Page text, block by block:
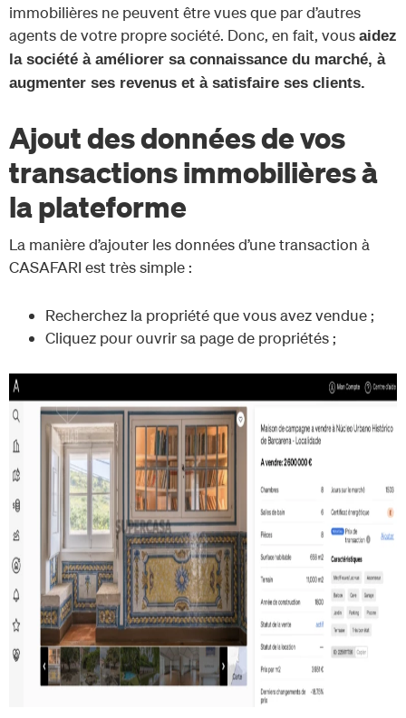
immobilières ne peuvent être vues que par d’autres
agents de votre propre société. Donc, en fait, vous aidez
la société à améliorer sa connaissance du marché, à
augmenter ses revenus et à satisfaire ses clients.
Ajout des données de vos
transactions immobilières à
la plateforme
La manière d’ajouter les données d’une transaction à
CASAFARI est très simple :
Recherchez la propriété que vous avez vendue ;
Cliquez pour ouvrir sa page de propriétés ;